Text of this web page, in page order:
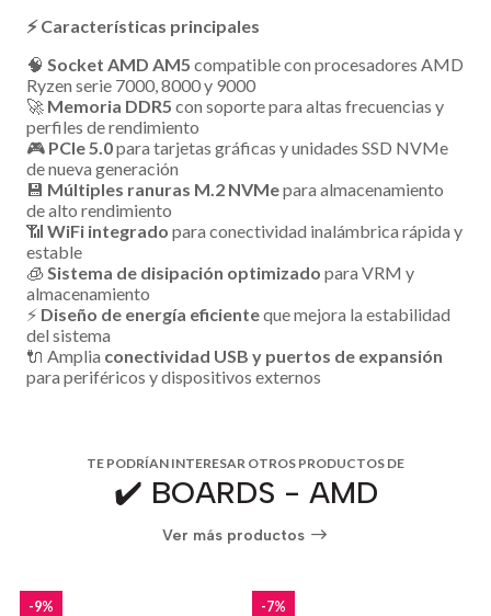
⚡ Características principales
🧠 Socket AMD AM5 compatible con procesadores AMD
Ryzen serie 7000, 8000 y 9000
🚀 Memoria DDR5 con soporte para altas frecuencias y
perfiles de rendimiento
🎮 PCIe 5.0para tarjetas gráficas y unidades SSD NVMe
de nueva generación
💾 Múltiples ranuras M.2 NVMepara almacenamiento
de alto rendimiento
📶 WiFi integrado para conectividad inalámbrica rápida y
estable
🧊 Sistema de disipación optimizado para VRM y
almacenamiento
⚡ Diseño de energía eficienteque mejora la estabilidad
del sistema
🔌 Amplia conectividad USB y puertos de expansión
para periféricos y dispositivos externos
TE PODRÍAN INTERESAR OTROS PRODUCTOS DE
✔️ BOARDS - AMD
Ver más productos
-9% -7%